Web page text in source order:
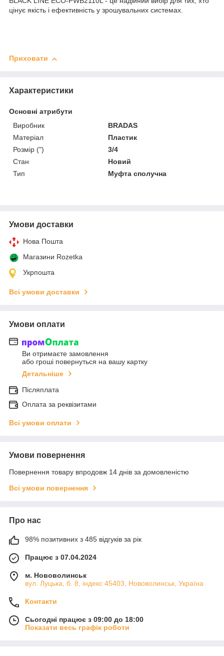
цінує якість і ефективність у зрошувальних системах.
Приховати
Характеристики
Основні атрибути
Виробник
BRADAS
Матеріал
Пластик
Розмір (")
3/4
Стан
Новий
Тип
Муфта сполучна
Умови доставки
Нова Пошта
Магазини Rozetka
Укрпошта
Всі умови доставки
Умови оплати
Ви отримаєте замовлення
або гроші повернуться на вашу картку
Детальніше
Післяплата
Оплата за реквізитами
Всі умови оплати
Умови повернення
Повернення товару впродовж 14 днів за домовленістю
Всі умови повернення
Про нас
98% позитивних з 485 відгуків за рік
Працює з 07.04.2024
м. Нововолинськ
вул. Луцька, б. 8, індекс 45403, Нововолинськ, Україна
Контакти
Сьогодні працює з 09:00 до 18:00
Показати весь графік роботи